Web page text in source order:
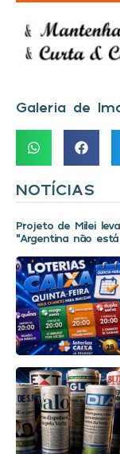
Galeria de
NOTÍCIAS
Projeto de Milei
“Argentina não